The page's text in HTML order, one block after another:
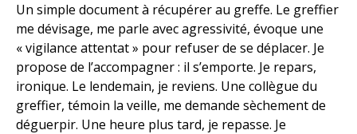
Un simple document à récupérer au greffe. Le greffier
me dévisage, me parle avec agressivité, évoque une
« vigilance attentat » pour refuser de se déplacer. Je
propose de l’accompagner : il s’emporte. Je repars,
ironique. Le lendemain, je reviens. Une collègue du
greffier, témoin la veille, me demande sèchement de
déguerpir. Une heure plus tard, je repasse. Je